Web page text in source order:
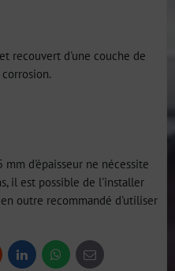
et recouvert d'une couche de
d'épaisseur ne nécessite
il est possible de l'installer
outre recommandé d'utiliser
LinkedInWhatsApp
E-
mail